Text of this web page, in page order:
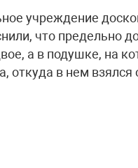
учреждение
что предельно
а в подушке, на
откуда в нем